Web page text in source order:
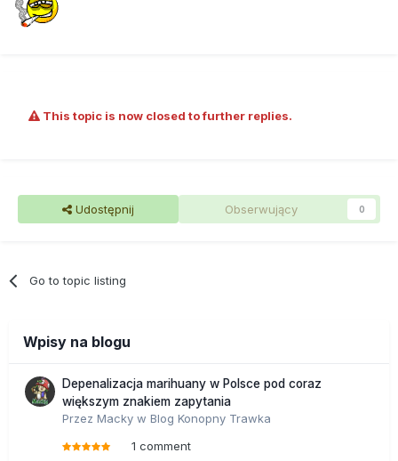
This topic is now closed to further replies.
Udostępnij Obserwujący 0
Go to topic listing
Wpisy na blogu
Depenalizacja marihuany w Polsce pod coraz
większym znakiem zapytania
Przez Macky w Blog Konopny Trawka
1 comment